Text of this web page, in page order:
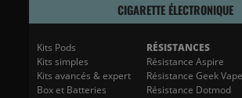
CIGARETTE ÉLECTRONIQUE
Kits Pods
Kits simples
Kits avancés & expert
Box et Batteries
RÉSISTANCES
Résistance Aspire
Résistance Geek Vape
Résistance Dotmod